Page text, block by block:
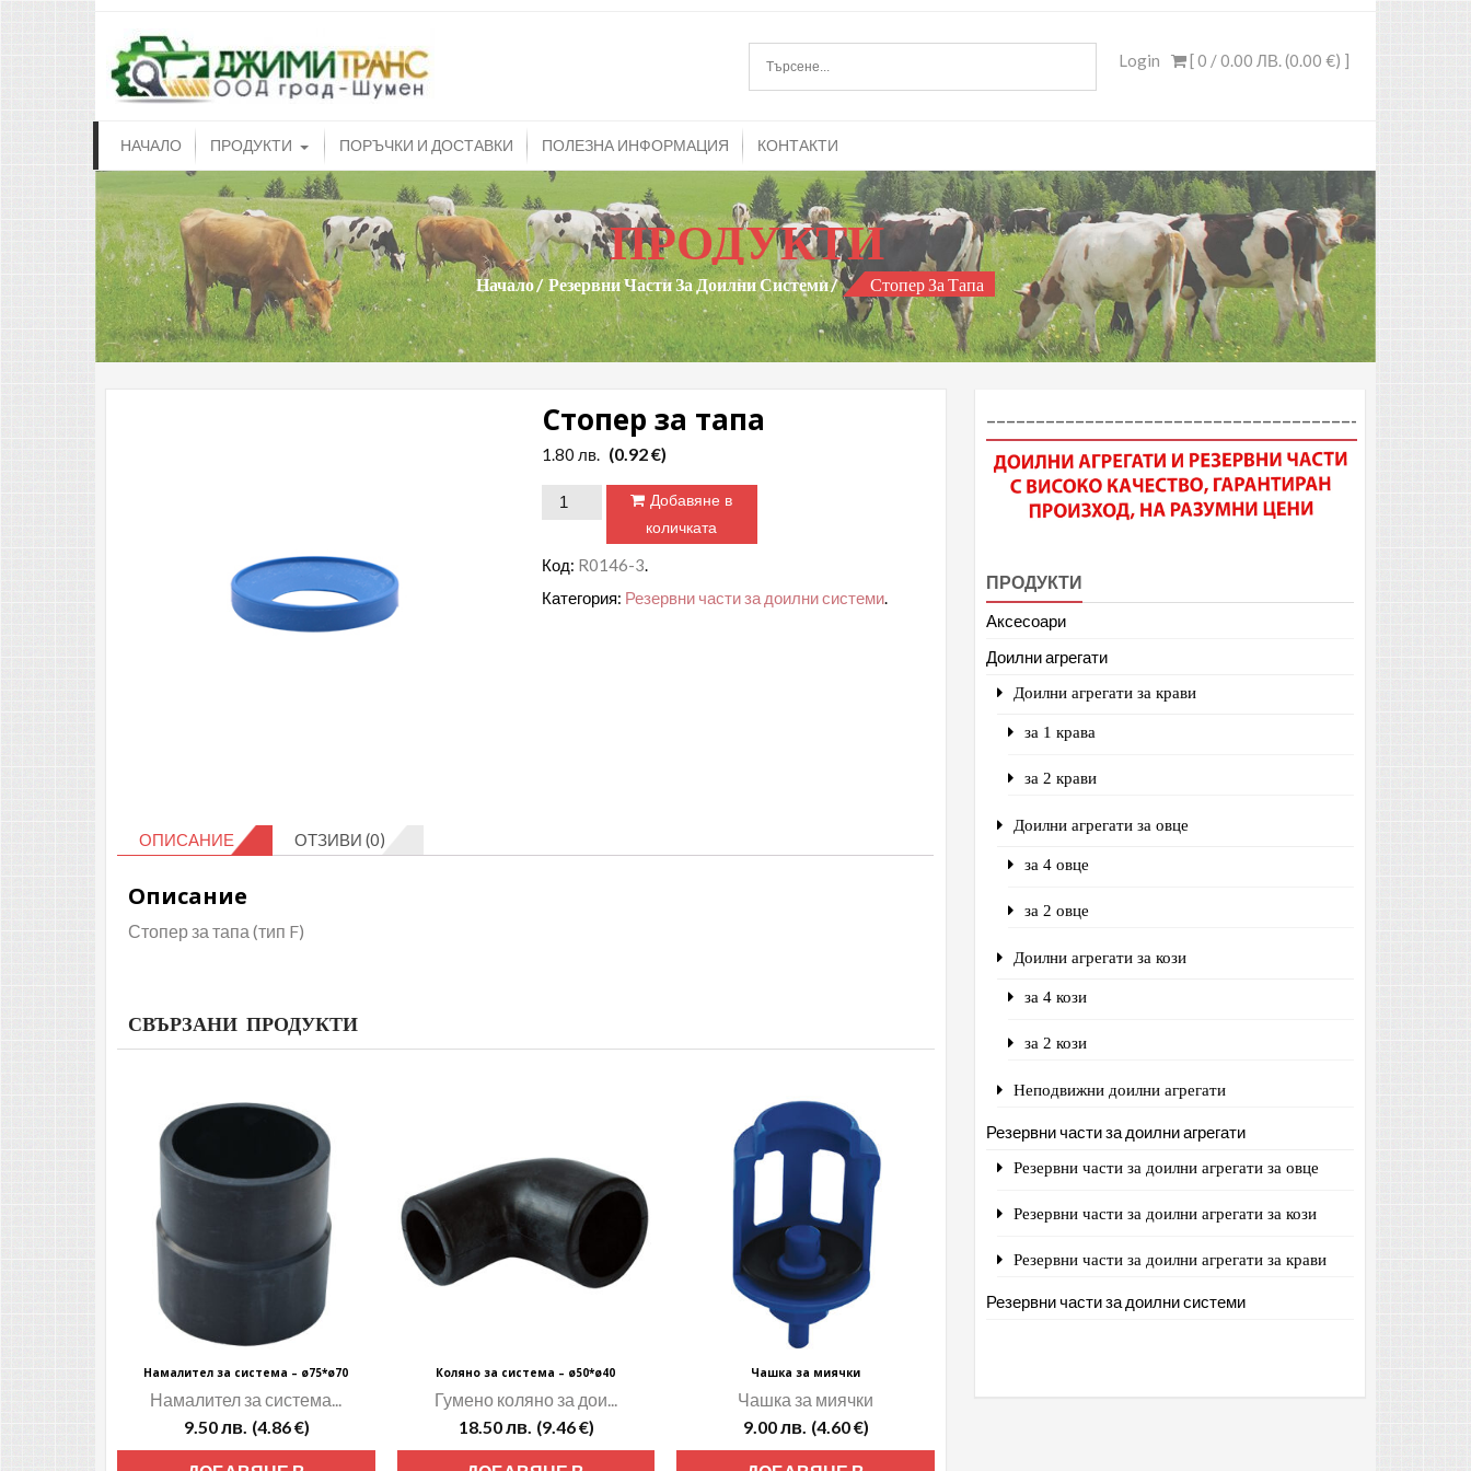
Доилни агрегати и резервни части за тях
[ 0 /0.00 ЛВ. (0.00 €) ]
Login
НАЧАЛО ПРОДУКТИ ПОРЪЧКИ И ДОСТАВКИ ПОЛЕЗНА ИНФОРМАЦИЯ КОНТАКТИ
ПРОДУКТИ
Начало Резервни Части За Доилни Системи Стопер За Тапа
Стопер за тапа
1.80 лв. (0.92 €)
количество
Стопер
Добавяне в
количката
Код: R0146-3
Категория: Резервни части за доилни системи
ОПИСАНИЕ ОТЗИВИ (0)
Описание
Стопер за тапа (тип F)
СВЪРЗАНИ ПРОДУКТИ
Намалител за система – ø75*ø70
Намалител за система...
9.50лв. (4.86 €)
Коляно за система – ø50*ø40
Гумено коляно за дои...
18.50лв. (9.46 €)
Чашка за миячки
Чашка за миячки
9.00лв. (4.60 €)
–––––––––––––––––––––––––––––––––––––-
ПРОДУКТИ
Аксесоари
Доилни агрегати
Доилни агрегати за крави
за 1 крава
за 2 крави
Доилни агрегати за овце
за 4 овце
за 2 овце
Доилни агрегати за кози
за 4 кози
за 2 кози
Неподвижни доилни агрегати
Резервни части за доилни агрегати
Резервни части за доилни агрегати за овце
Резервни части за доилни агрегати за кози
Резервни части за доилни агрегати за крави
Резервни части за доилни системи